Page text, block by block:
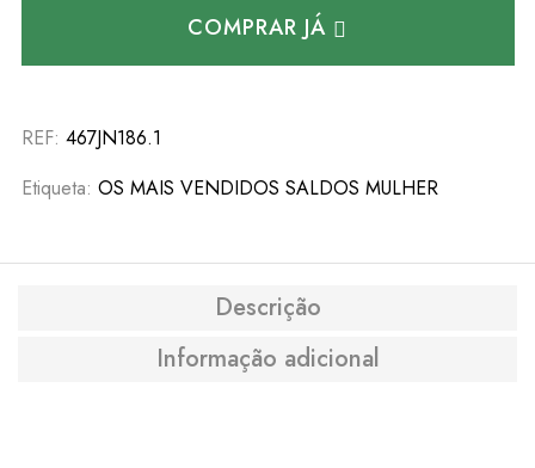
COMPRAR JÁ
REF: 467JN186.1
Etiqueta: OS MAIS VENDIDOS SALDOS MULHER
Descrição
Informação adicional